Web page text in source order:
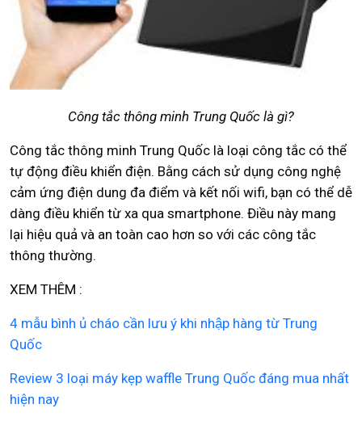
Công tắc thông minh Trung Quốc là gì?
Công tắc thông minh Trung Quốc là loại công tắc có thể
tự động điều khiển điện. Bằng cách sử dụng công nghệ
cảm ứng điện dung đa điểm và kết nối wifi, bạn có thể dễ
dàng điều khiển từ xa qua smartphone. Điều này mang
lại hiệu quả và an toàn cao hơn so với các công tắc
thông thường.
XEM THÊM :
4 mẫu bình ủ cháo cần lưu ý khi nhập hàng từ Trung
Quốc
Review 3 loại máy kẹp waffle Trung Quốc đáng mua nhất
hiện nay